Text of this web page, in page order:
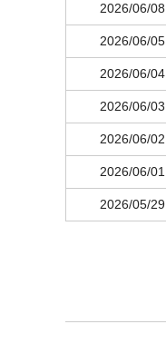
2026/06/08
2026/06/05
2026/06/04
2026/06/03
2026/06/02
2026/06/01
2026/05/29